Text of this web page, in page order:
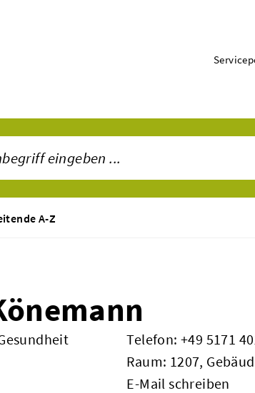
A-Z
Telefon: +49 5171
Raum: 1207,
E-Mail schreiben